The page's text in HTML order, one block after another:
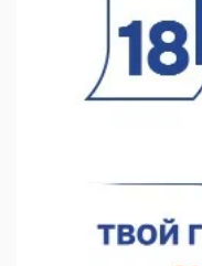
ожидаются в
покраской
07.08.2026 11:20